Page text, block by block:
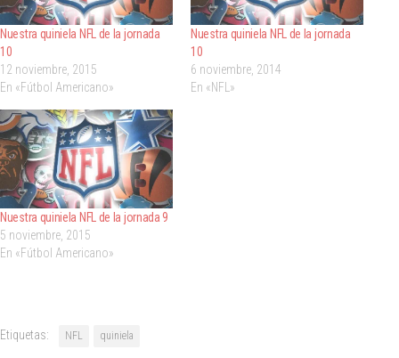
Nuestra quiniela NFL de la jornada
10
12 noviembre, 2015
En «Fútbol Americano»
Nuestra quiniela NFL de la jornada
10
6 noviembre, 2014
En «NFL»
Nuestra quiniela NFL de la jornada 9
5 noviembre, 2015
En «Fútbol Americano»
Etiquetas: NFL quiniela